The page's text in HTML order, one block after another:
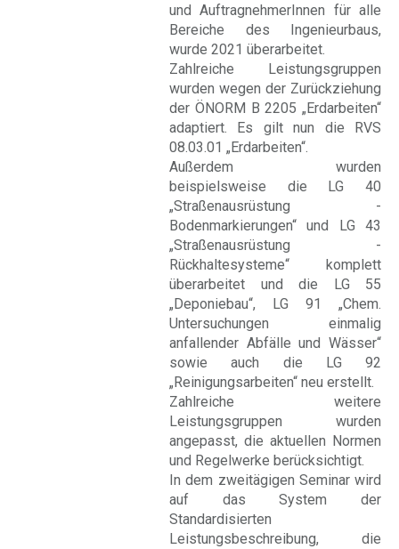
und AuftragnehmerInnen für alle
Bereiche des Ingenieurbaus,
wurde 2021 überarbeitet.
Zahlreiche Leistungsgruppen
wurden wegen der Zurückziehung
der ÖNORM B 2205 „Erdarbeiten“
adaptiert. Es gilt nun die RVS
08.03.01 „Erdarbeiten“.
Außerdem wurden
beispielsweise die LG 40
„Straßenausrüstung -
Bodenmarkierungen“ und LG 43
„Straßenausrüstung -
Rückhaltesysteme“ komplett
überarbeitet und die LG 55
„Deponiebau“, LG 91 „Chem.
Untersuchungen einmalig
anfallender Abfälle und Wässer“
sowie auch die LG 92
„Reinigungsarbeiten“ neu erstellt.
Zahlreiche weitere
Leistungsgruppen wurden
angepasst, die aktuellen Normen
und Regelwerke berücksichtigt.
In dem zweitägigen Seminar wird
auf das System der
Standardisierten
Leistungsbeschreibung, die